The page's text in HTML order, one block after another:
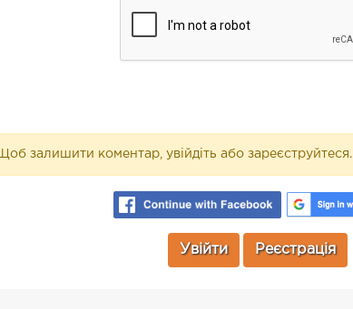
Щоб залишити коментар, увійдіть або зареєструйтеся.
Увійти Реєстрація